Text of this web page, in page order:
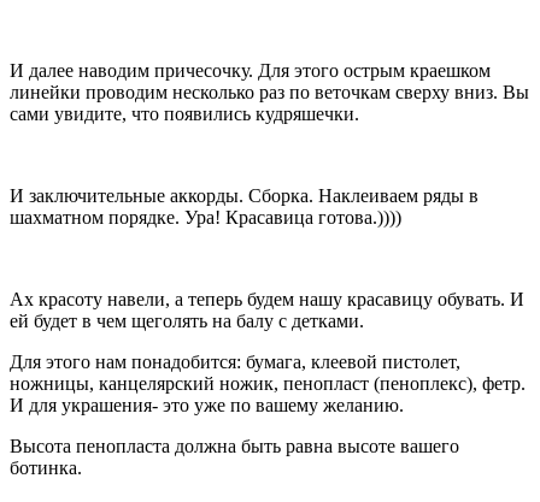
И далее наводим причесочку. Для этого острым краешком
линейки проводим несколько раз по веточкам сверху вниз. Вы
сами увидите, что появились кудряшечки.
И заключительные аккорды. Сборка. Наклеиваем ряды в
шахматном порядке. Ура! Красавица готова.))))
Ах красоту навели, а теперь будем нашу красавицу обувать. И
ей будет в чем щеголять на балу с детками.
Для этого нам понадобится: бумага, клеевой пистолет,
ножницы, канцелярский ножик, пенопласт (пеноплекс), фетр.
И для украшения- это уже по вашему желанию.
Высота пенопласта должна быть равна высоте вашего
ботинка.